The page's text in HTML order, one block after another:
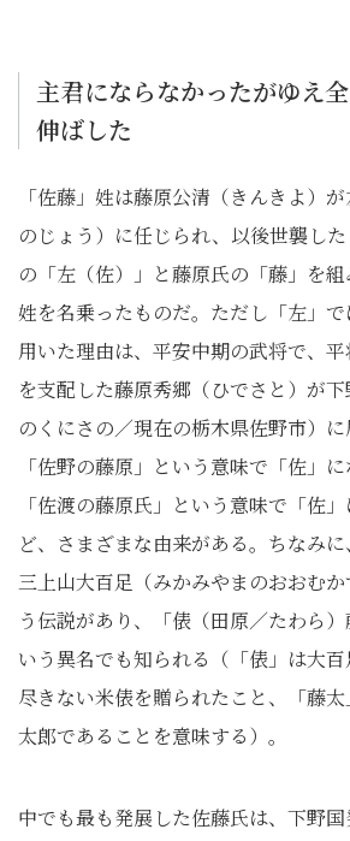
主君にならなかったがゆえ
伸ばした
「佐藤」姓は藤原公清（きんきよ）
のじょう）に任じられ、以後世襲し
の「左（佐）」と藤原氏の「藤」を組
姓を名乗ったものだ。ただし「左」
用いた理由は、平安中期の武将で、
を支配した藤原秀郷（ひでさと）が
のくにさの／現在の栃木県佐野市）に
「佐野の藤原」という意味で「佐」に
「佐渡の藤原氏」という意味で「佐
ど、さまざまな由来がある。ちなみ
三上山大百足（みかみやまのおおむ
う伝説があり、「俵（田原／たわら
いう異名でも知られる（「俵」は大
尽きない米俵を贈られたこと、「藤
太郎であることを意味する）。
中でも最も発展した佐藤氏は、下野